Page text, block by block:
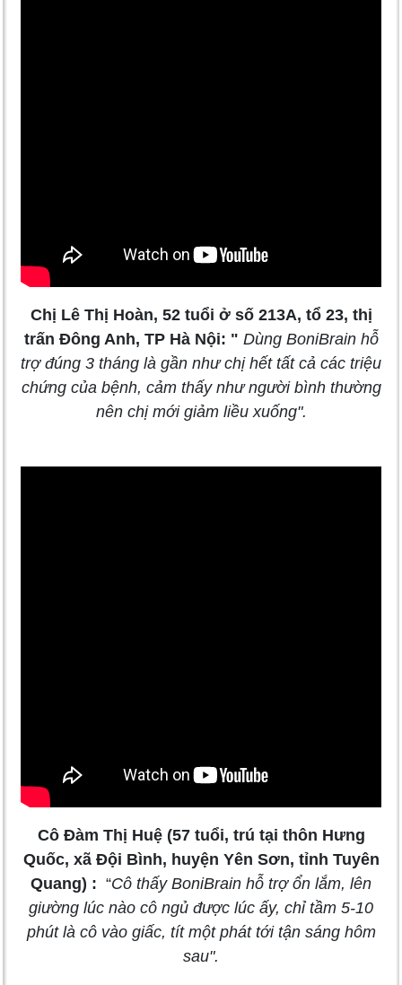
Chị Lê Thị Hoàn, 52 tuổi ở số 213A, tổ 23, thị
trấn Đông Anh, TP Hà Nội: " Dùng BoniBrain hỗ
trợ đúng 3 tháng là gần như chị hết tất cả các triệu
chứng của bệnh, cảm thấy như người bình thường
nên chị mới giảm liều xuống".
Cô Đàm Thị Huệ (57 tuổi, trú tại thôn Hưng
Quốc, xã Đội Bình, huyện Yên Sơn, tỉnh Tuyên
Quang) : “Cô thấy BoniBrain hỗ trợ ổn lắm, lên
giường lúc nào cô ngủ được lúc ấy, chỉ tầm 5-10
phút là cô vào giấc, tít một phát tới tận sáng hôm
sau".